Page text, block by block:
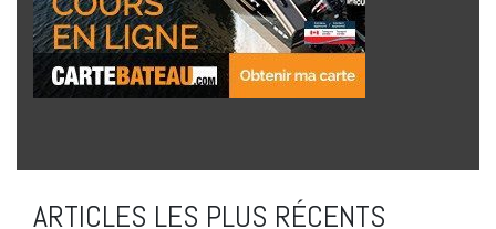
ARTICLES LES PLUS RÉCENTS